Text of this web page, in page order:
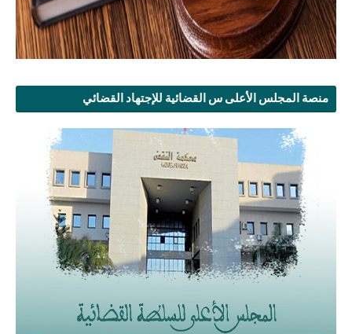
منصة المجلس الأعلى س القضائية للإجتهاد القضائي